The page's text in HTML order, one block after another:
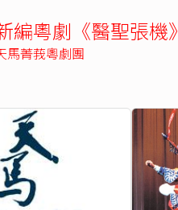
編粵劇《醫聖張機》
馬菁莪粵劇團